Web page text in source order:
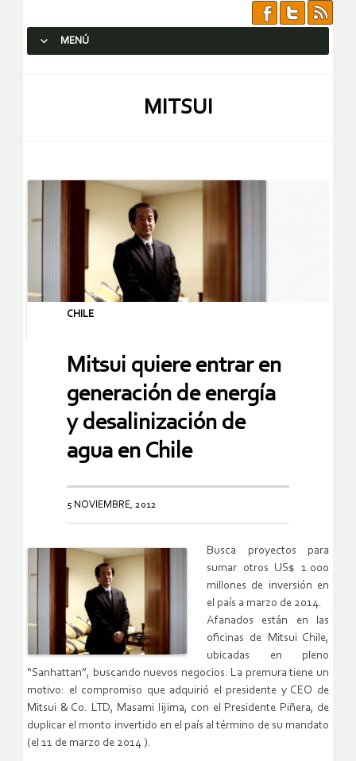
MENÚ
MITSUI
CHILE
Mitsui quiere entrar en
generación de energía
y desalinización de
agua en Chile
5 NOVIEMBRE, 2012
Busca proyectos para
sumar otros US$ 1.000
millones de inversión en
el país a marzo de 2014.
Afanados están en las
oficinas de Mitsui Chile,
ubicadas en pleno
“Sanhattan”, buscando nuevos negocios. La premura tiene un
motivo: el compromiso que adquirió el presidente y CEO de
Mitsui & Co. LTD, Masami Iijima, con el Presidente Piñera, de
duplicar el monto invertido en el país al término de su mandato
(el 11 de marzo de 2014 ).